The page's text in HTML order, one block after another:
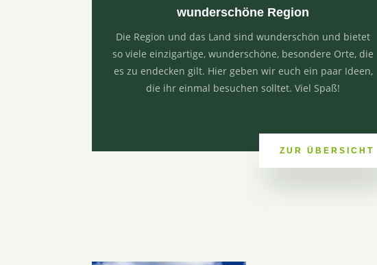
wunderschöne Region
Die Region und das Land sind wunderschön und bietet
so viele einzigartige, wunderschöne, besondere Orte, die
es zu endecken gilt. Hier geben wir euch ein paar Ideen,
die ihr einmal besuchen solltet. Viel Spaß!
ZUR ÜBERSICHT